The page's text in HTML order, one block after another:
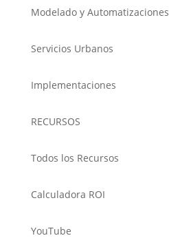
Modelado y Automatizaciones
Servicios Urbanos
Implementaciones
RECURSOS
Todos los Recursos
Calculadora ROI
YouTube